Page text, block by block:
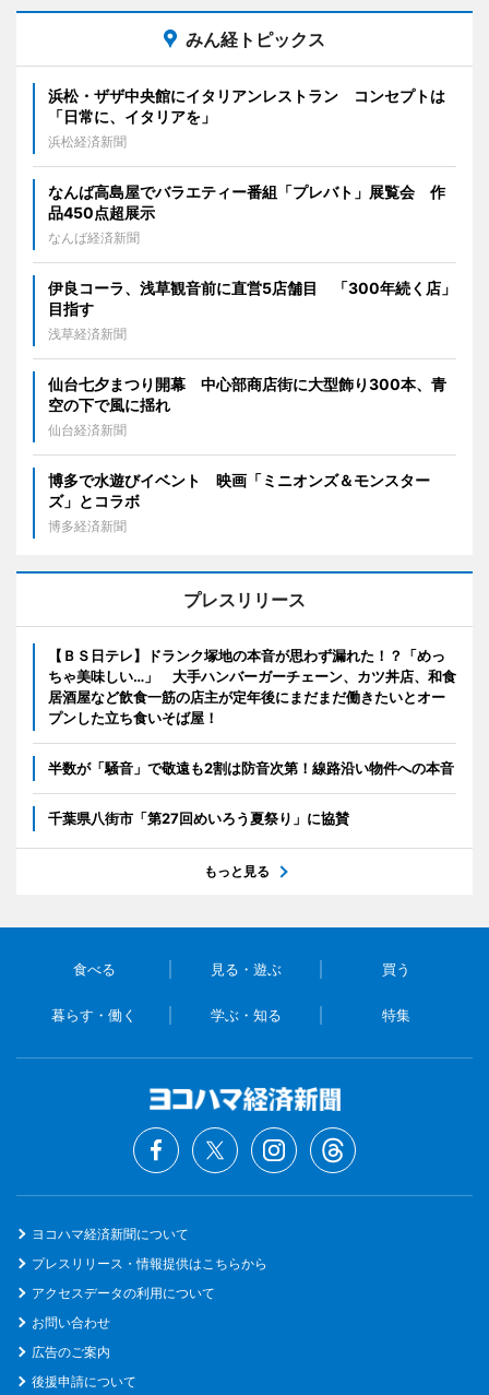
みん経トピックス
浜松・ザザ中央館にイタリアンレストラン コンセプトは
「日常に、イタリアを」
浜松経済新聞
なんば高島屋でバラエティー番組「プレバト」展覧会 作
品450点超展示
なんば経済新聞
伊良コーラ、浅草観音前に直営5店舗目 「300年続く店」
目指す
浅草経済新聞
仙台七夕まつり開幕 中心部商店街に大型飾り300本、青
空の下で風に揺れ
仙台経済新聞
博多で水遊びイベント 映画「ミニオンズ＆モンスター
ズ」とコラボ
博多経済新聞
プレスリリース
【ＢＳ日テレ】ドランク塚地の本音が思わず漏れた！？「めっ
ちゃ美味しい…」 大手ハンバーガーチェーン、カツ丼店、和食
居酒屋など飲食一筋の店主が定年後にまだまだ働きたいとオー
プンした立ち食いそば屋！
半数が「騒音」で敬遠も2割は防音次第！線路沿い物件への本音
千葉県八街市「第27回めいろう夏祭り」に協賛
もっと見る
食べる 見る・遊ぶ 買う
暮らす・働く 学ぶ・知る 特集
ヨコハマ経済新聞について
プレスリリース・情報提供はこちらから
アクセスデータの利用について
お問い合わせ
広告のご案内
後援申請について